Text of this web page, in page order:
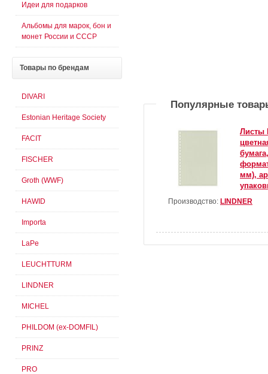
Популярные
Листы
мм),
Производство: LINDNER
Идеи для подарков
Альбомы для марок, бон и
монет России и СССР
Товары по брендам
DIVARI
Estonian Heritage Society
FACIT
FISCHER
Groth (WWF)
HAWID
Importa
LaPe
LEUCHTTURM
LINDNER
MICHEL
PHILDOM (ex-DOMFIL)
PRINZ
PRO